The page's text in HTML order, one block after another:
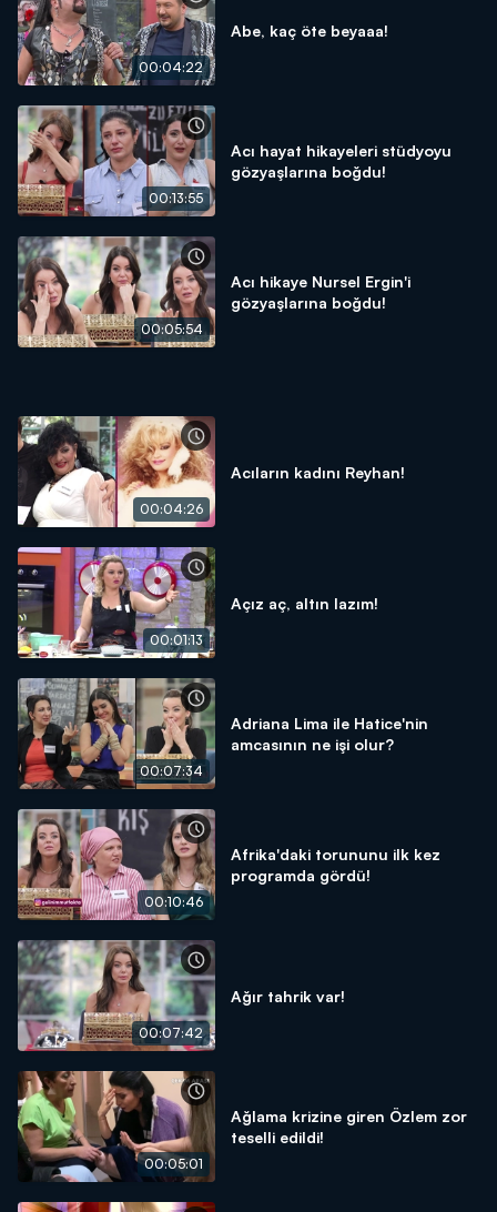
00:04:22
Abe, kaç öte beyaaa!
00:13:55
Acı hayat hikayeleri stüdyoyu
gözyaşlarına boğdu!
00:05:54
Acı hikaye Nursel Ergin'i
gözyaşlarına boğdu!
00:04:26
Acıların kadını Reyhan!
00:01:13
Açız aç, altın lazım!
00:07:34
Adriana Lima ile Hatice'nin
amcasının ne işi olur?
00:10:46
Afrika'daki torununu ilk kez
programda gördü!
00:07:42
Ağır tahrik var!
00:05:01
Ağlama krizine giren Özlem zor
teselli edildi!